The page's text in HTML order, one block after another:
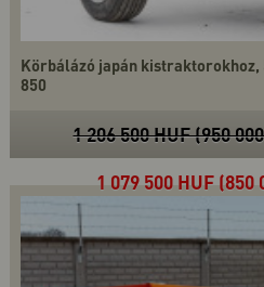
Körbálázó japán
850
1 206 500 HUF (950
1 079 500 HUF (850